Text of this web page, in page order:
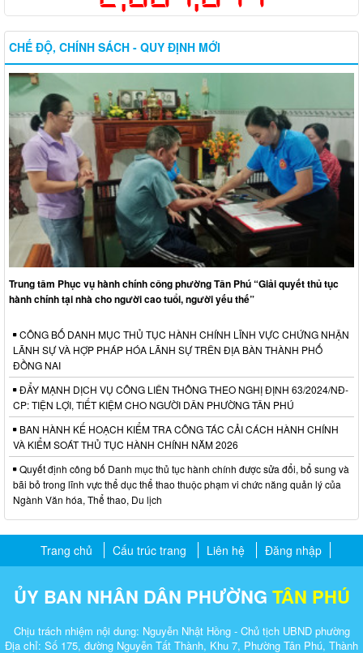
CHẾ ĐỘ, CHÍNH SÁCH - QUY ĐỊNH MỚI
Trung tâm Phục vụ hành chính công phường Tân Phú “Giải quyết thủ tục
hành chính tại nhà cho người cao tuổi, người yếu thế”
CÔNG BỐ DANH MỤC THỦ TỤC HÀNH CHÍNH LĨNH VỰC CHỨNG NHẬN
LÃNH SỰ VÀ HỢP PHÁP HÓA LÃNH SỰ TRÊN ĐỊA BÀN THÀNH PHỐ
ĐỒNG NAI
ĐẨY MẠNH DỊCH VỤ CÔNG LIÊN THÔNG THEO NGHỊ ĐỊNH 63/2024/NĐ-
CP: TIỆN LỢI, TIẾT KIỆM CHO NGƯỜI DÂN PHƯỜNG TÂN PHÚ
BAN HÀNH KẾ HOẠCH KIỂM TRA CÔNG TÁC CẢI CÁCH HÀNH CHÍNH
VÀ KIỂM SOÁT THỦ TỤC HÀNH CHÍNH NĂM 2026
Quyết định công bố Danh mục thủ tục hành chính được sửa đổi, bổ sung và
bãi bỏ trong lĩnh vực thể dục thể thao thuộc phạm vi chức năng quản lý của
Ngành Văn hóa, Thể thao, Du lịch
Trang chủ Cấu trúc trang Liên hệ Đăng nhập
ỦY BAN NHÂN DÂN PHƯỜNG TÂN PHÚ
Chịu trách nhiệm nội dung: Nguyễn Nhật Hồng - Chủ tịch UBND phường
Địa chỉ: Số 175, đường Nguyễn Tất Thành, Khu 7, Phường Tân Phú, Thành